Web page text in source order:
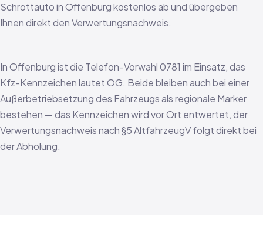
Schrottauto in Offenburg kostenlos ab und übergeben
Ihnen direkt den Verwertungsnachweis.
In Offenburg ist die Telefon-Vorwahl 0781 im Einsatz, das
Kfz-Kennzeichen lautet OG. Beide bleiben auch bei einer
Außerbetriebsetzung des Fahrzeugs als regionale Marker
bestehen — das Kennzeichen wird vor Ort entwertet, der
Verwertungsnachweis nach §5 AltfahrzeugV folgt direkt bei
der Abholung.